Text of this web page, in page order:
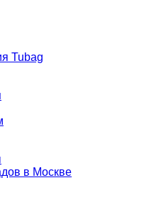
Tubag
в Москве